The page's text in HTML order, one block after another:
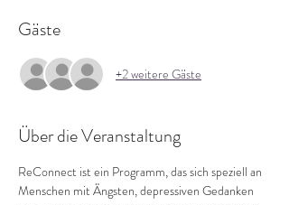
Gäste
+2 weitere Gäste
Über die Veranstaltung
ReConnect ist ein Programm, das sich speziell an
Menschen mit Ängsten, depressiven Gedanken